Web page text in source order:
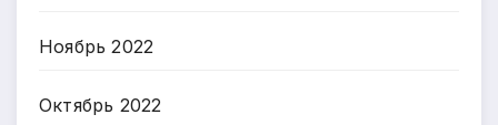
Ноябрь 2022
Октябрь 2022